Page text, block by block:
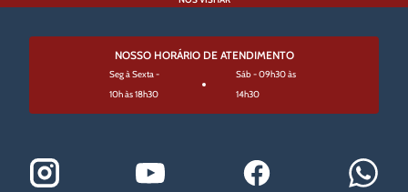
NOSSO HORÁRIO DE ATENDIMENTO
Seg à Sexta -
10h às 18h30
Sáb - 09h30 às
14h30